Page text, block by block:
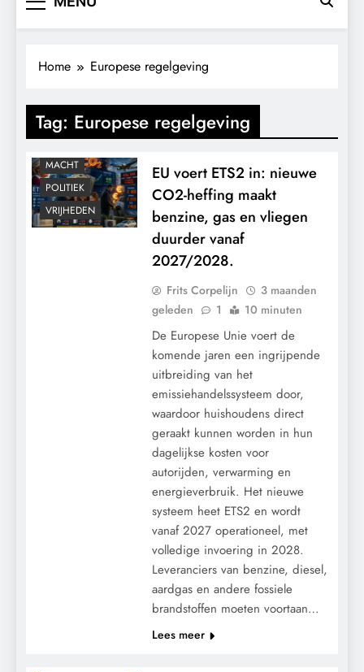
Home Europese regelgeving
Tag: Europese regelgeving
GEOPOLITIEK
KALENDER 2030
KLIMAATBEDROG
MACHT
POLITIEK
VRIJHEDEN
EU voert ETS2 in: nieuwe
CO2-heffing maakt
benzine, gas en vliegen
duurder vanaf
2027/2028.
Frits Corpelijn
3 maanden
geleden
1 10 minuten
De Europese Unie voert de
komende jaren een ingrijpende
uitbreiding van het
emissiehandelssysteem door,
waardoor huishoudens direct
geraakt kunnen worden in hun
dagelijkse kosten voor
autorijden, verwarming en
energieverbruik. Het nieuwe
systeem heet ETS2 en wordt
vanaf 2027 operationeel, met
volledige invoering in 2028.
Leveranciers van benzine, diesel,
aardgas en andere fossiele
brandstoffen moeten voortaan…
Lees meer